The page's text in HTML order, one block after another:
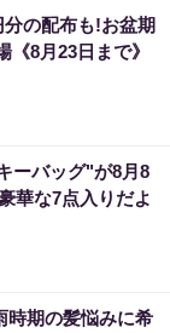
分の配布も!お盆期
《8月23日まで》
ーバッグ"が8月8
華な7点入りだよ
時期の髪悩みに希